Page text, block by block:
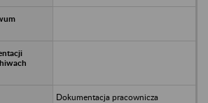
Dokumentacja pracownicza